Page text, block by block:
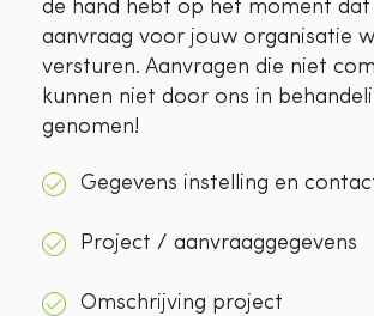
de hand hebt op het moment dat
aanvraag voor jouw organisatie
versturen. Aanvragen die niet
kunnen niet door ons in
genomen!
Gegevens instelling en
Project / aanvraaggegevens
Omschrijving project